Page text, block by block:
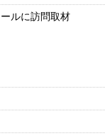
ルに訪問取材